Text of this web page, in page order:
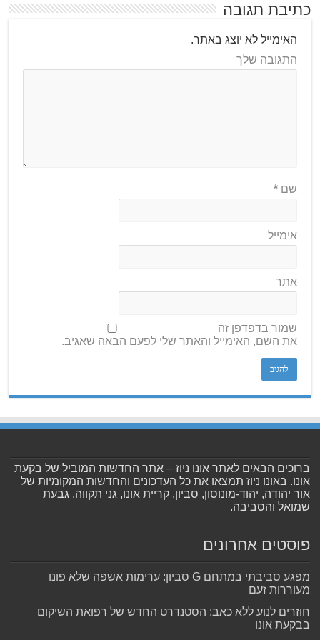
כתיבת תגובה
האימייל לא יוצג באתר.
התגובה שלך
שם*
אימייל
אתר
שמור בדפדפן זה
את השם, האימייל והאתר שלי לפעם הבאה שאגיב.
ברוכים הבאים לאתר אונו ניוז – אתר החדשות המוביל של בקעת
אונו. באונו ניוז תמצאו את כל העדכונים והחדשות המקומיות של
אור יהודה, יהוד-מונוסון, סביון, קריית אונו, גני תקווה, גבעת
שמואל והסביבה.
פוסטים אחרונים
מפגע סביבתי במתחם G סביון: ערימות אשפה שלא פונו
מעוררות זעם
חוזרים לנוע ללא כאב: הסטנדרט החדש של רפואת השיקום
בבקעת אונו